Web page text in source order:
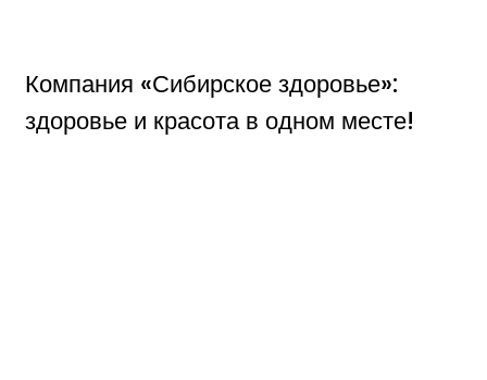
Компания «Сибирское здоровье»:
здоровье и красота в одном месте!